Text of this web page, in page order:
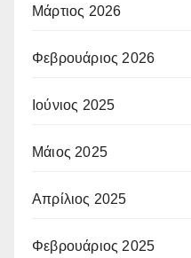
Μάρτιος 2026
Φεβρουάριος 2026
Ιούνιος 2025
Μάιος 2025
Απρίλιος 2025
Φεβρουάριος 2025